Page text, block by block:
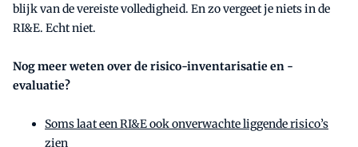
blijk van de vereiste volledigheid. En zo vergeet je niets in de
RI&E. Echt niet.
Nog meer weten over de risico-inventarisatie en -
evaluatie?
Soms laat een RI&E ook onverwachte liggende risico’s
zien